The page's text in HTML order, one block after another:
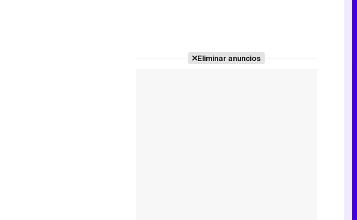
Eliminar anuncios